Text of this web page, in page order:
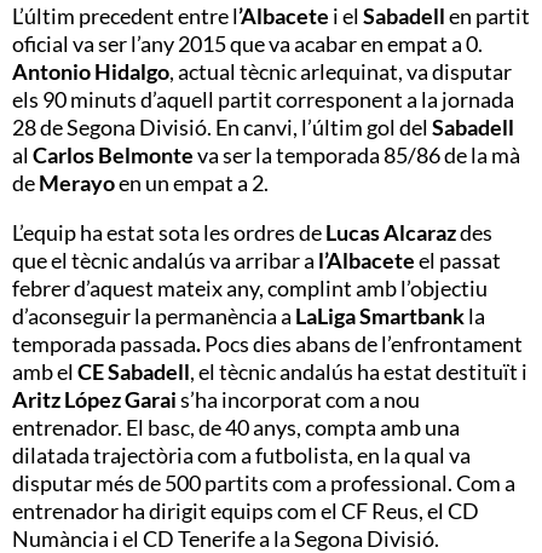
L’últim precedent entre l’Albacete i elSabadellen partit
oficial va ser l’any 2015 que va acabar en empat a 0.
Antonio Hidalgo, actual tècnic arlequinat, va disputar
els 90 minuts d’aquell partit corresponent a la jornada
28 de Segona Divisió. En canvi, l’últim gol delSabadell
alCarlos Belmonteva ser la temporada 85/86 de la mà
deMerayoen un empat a 2.
L’equip ha estat sota les ordres deLucas Alcarazdes
que el tècnic andalús va arribar a l’Albaceteel passat
febrer d’aquest mateix any, complint amb l’objectiu
d’aconseguir la permanència a LaLiga Smartbankla
temporada passada.Pocs dies abans de l’enfrontament
amb elCE Sabadell, el tècnic andalús ha estat destituït i
Aritz López Garais’ha incorporat com a nou
entrenador. El basc, de 40 anys, compta amb una
dilatada trajectòria com a futbolista, en la qual va
disputar més de 500 partits com a professional. Com a
entrenador ha dirigit equips com el CF Reus, el CD
Numància i el CD Tenerife a la Segona Divisió.